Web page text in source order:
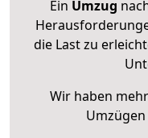
Ein Umzug
die Last zu
Wir haben